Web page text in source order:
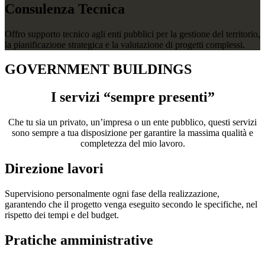
Consulenza Tecnica
Offro supporto tecnico agli enti pubblici per la gestione del territorio,
la pianificazione strategica e la valutazione di progetti complessi.
GOVERNMENT BUILDINGS
I servizi “sempre presenti”
Che tu sia un privato, un’impresa o un ente pubblico, questi servizi
sono sempre a tua disposizione per garantire la massima qualità e
completezza del mio lavoro.
Direzione lavori
Supervisiono personalmente ogni fase della realizzazione,
garantendo che il progetto venga eseguito secondo le specifiche, nel
rispetto dei tempi e del budget.
Pratiche amministrative